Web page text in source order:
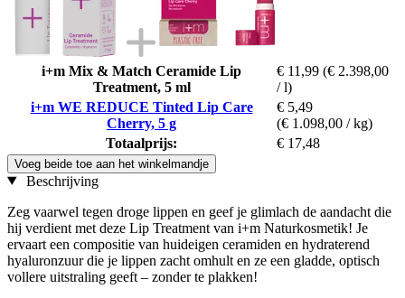
i+m Mix & Match Ceramide Lip
Treatment, 5 ml
€ 11,99 (€ 2.398,00
/ l)
i+m WE REDUCE Tinted Lip Care
Cherry, 5 g
€ 5,49
(€ 1.098,00 / kg)
Totaalprijs:
€ 17,48
Voeg beide toe aan het winkelmandje
Beschrijving
Zeg vaarwel tegen droge lippen en geef je glimlach de aandacht die
hij verdient met deze Lip Treatment van i+m Naturkosmetik! Je
ervaart een compositie van huideigen ceramiden en hydraterend
hyaluronzuur die je lippen zacht omhult en ze een gladde, optisch
vollere uitstraling geeft – zonder te plakken!